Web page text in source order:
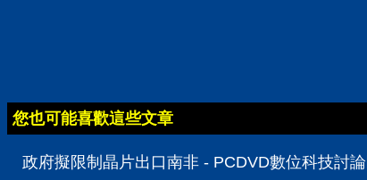
您也可能喜歡這些文章
政府擬限制晶片出口南非 - PCDVD數位科技討